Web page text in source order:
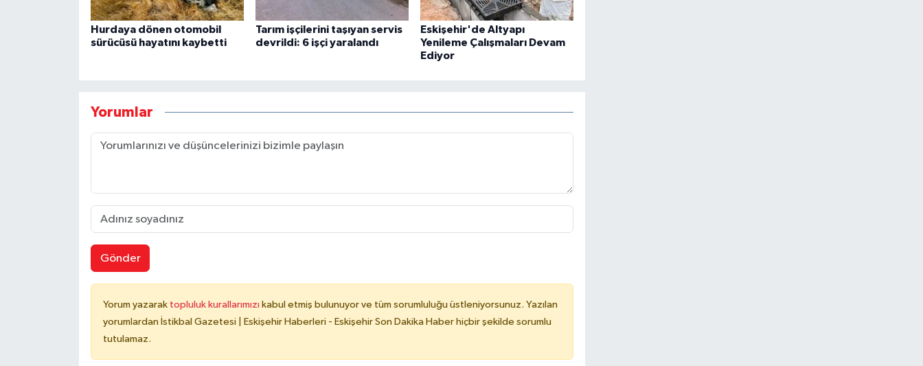
Hurdaya dönen otomobil
sürücüsü hayatını kaybetti
Tarım işçilerini taşıyan servis
devrildi: 6 işçi yaralandı
Eskişehir'de Altyapı
Yenileme Çalışmaları Devam
Ediyor
Yorumlar
Gönder
Yorum yazarak topluluk kurallarımızı kabul etmiş bulunuyor ve tüm sorumluluğu üstleniyorsunuz. Yazılan
yorumlardan İstikbal Gazetesi | Eskişehir Haberleri - Eskişehir Son Dakika Haber hiçbir şekilde sorumlu
tutulamaz.